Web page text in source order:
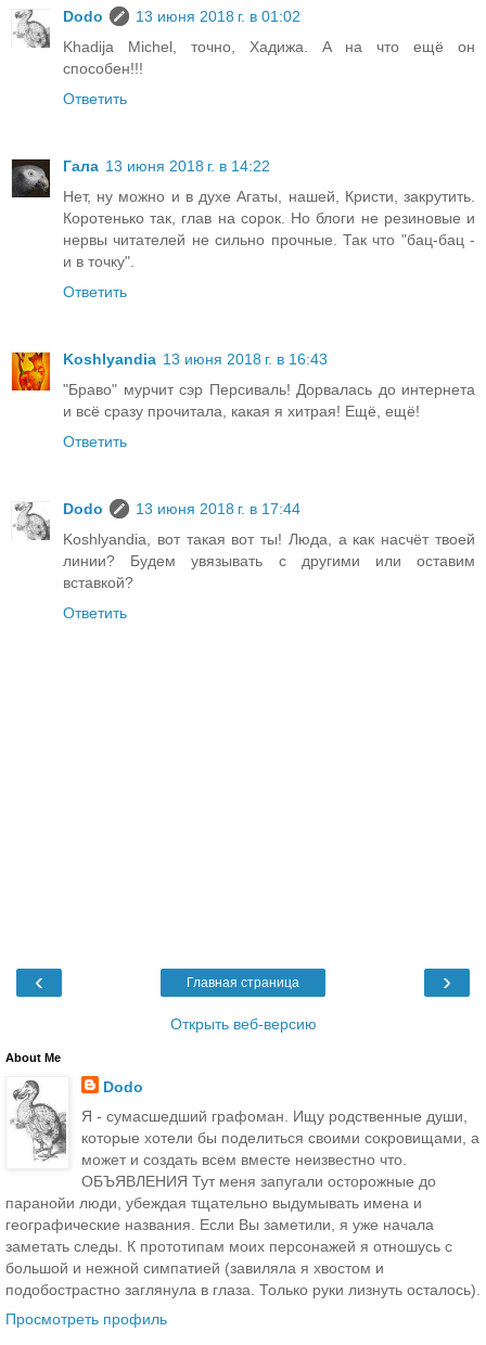
Dodo
13 июня 2018 г. в 01:02
Khadija Michel, точно, Хадижа. А на что ещё он
способен!!!
Ответить
Гала 13 июня 2018 г. в 14:22
Нет, ну можно и в духе Агаты, нашей, Кристи, закрутить.
Коротенько так, глав на сорок. Но блоги не резиновые и
нервы читателей не сильно прочные. Так что "бац-бац -
и в точку".
Ответить
Koshlyandia 13 июня 2018 г. в 16:43
"Браво" мурчит сэр Персиваль! Дорвалась до интернета
и всё сразу прочитала, какая я хитрая! Ещё, ещё!
Ответить
Dodo
13 июня 2018 г. в 17:44
Koshlyandia, вот такая вот ты! Люда, а как насчёт твоей
линии? Будем увязывать с другими или оставим
вставкой?
Ответить
‹ ›
Главная страница
Открыть веб-версию
About Me
Dodo
Я - сумасшедший графоман. Ищу родственные души,
которые хотели бы поделиться своими сокровищами, а
может и создать всем вместе неизвестно что.
ОБЪЯВЛЕНИЯ Тут меня запугали осторожные до
паранойи люди, убеждая тщательно выдумывать имена и
географические названия. Если Вы заметили, я уже начала
заметать следы. К прототипам моих персонажей я отношусь с
большой и нежной симпатией (завиляла я хвостом и
подобострастно заглянула в глаза. Только руки лизнуть осталось).
Просмотреть профиль